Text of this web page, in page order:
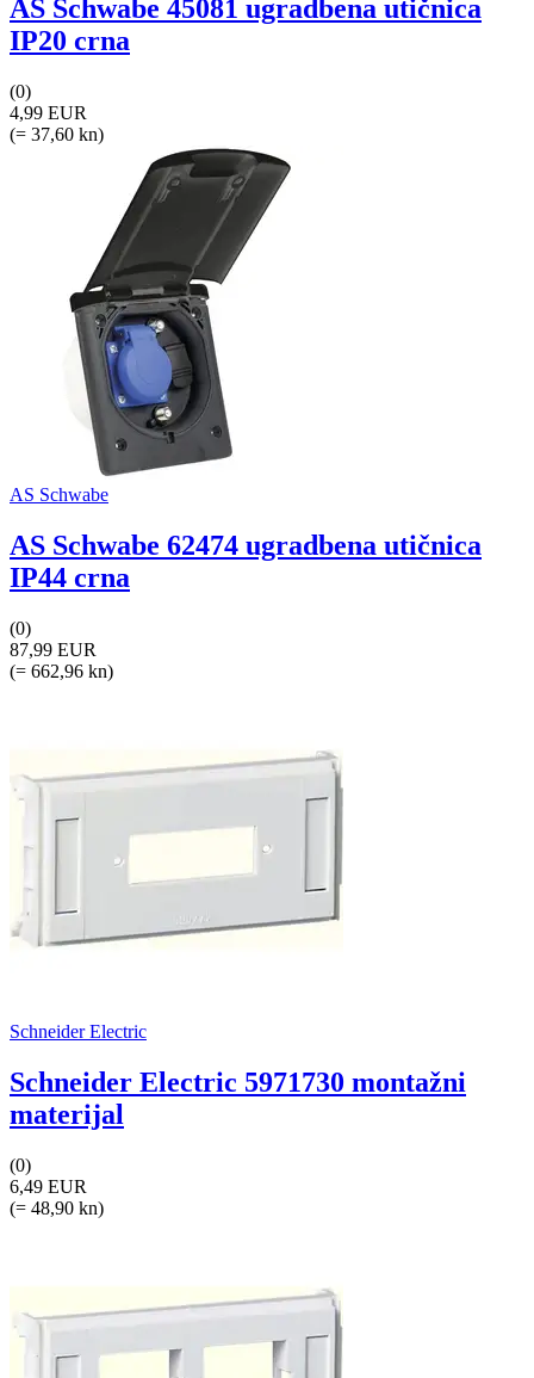
AS Schwabe 45081 ugradbena utičnica
IP20 crna
(0)
4,99 EUR
(= 37,60 kn)
AS Schwabe
AS Schwabe 62474 ugradbena utičnica
IP44 crna
(0)
87,99 EUR
(= 662,96 kn)
Schneider Electric
Schneider Electric 5971730 montažni
materijal
(0)
6,49 EUR
(= 48,90 kn)